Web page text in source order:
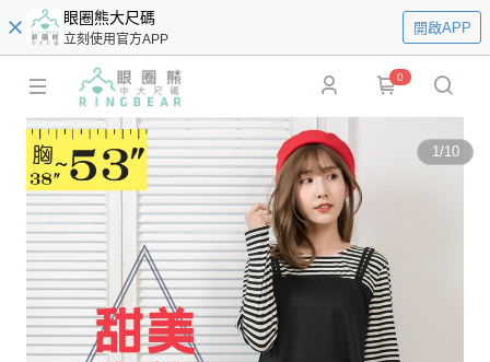
眼圈熊大尺碼
立刻使用官方APP
開啟APP
0
1/10